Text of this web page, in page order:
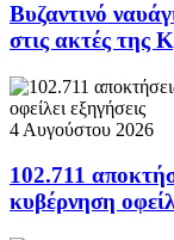
Βυζαντινό
στις ακτές της
4 Αυγούστου 2026
102.711
κυβέρνηση